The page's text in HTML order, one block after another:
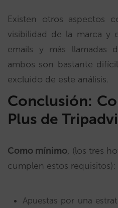
Existen otros aspectos
visibilidad de la marca y
emails y más llamadas
ambos son bastante
excluido de este análisis.
Conclusión:
Plus de
Como mínimo, (los tres
cumplen estos requisitos):
Apuestas por una